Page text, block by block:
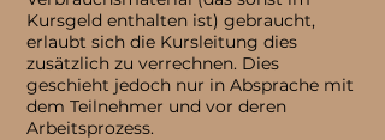
Kursgeld enthalten ist) gebraucht,
erlaubt sich die Kursleitung dies
zusätzlich zu verrechnen. Dies
geschieht jedoch nur in Absprache mit
dem Teilnehmer und vor deren
Arbeitsprozess.